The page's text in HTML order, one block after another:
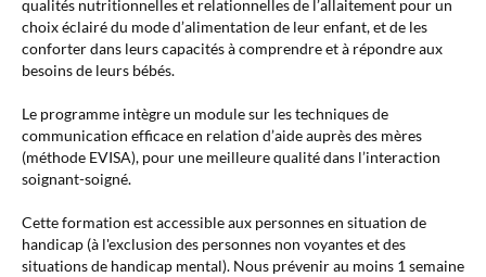
qualités nutritionnelles et relationnelles de l’allaitement pour un
choix éclairé du mode d’alimentation de leur enfant, et de les
conforter dans leurs capacités à comprendre et à répondre aux
besoins de leurs bébés.
Le programme intègre un module sur les techniques de
communication efficace en relation d’aide auprès des mères
(méthode EVISA), pour une meilleure qualité dans l’interaction
soignant-soigné.
Cette formation est accessible aux personnes en situation de
handicap (à l'exclusion des personnes non voyantes et des
situations de handicap mental). Nous prévenir au moins 1 semaine